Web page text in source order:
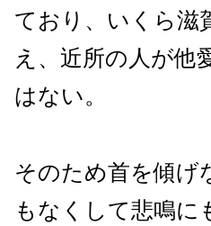
ており、いくら滋
え、近所の人が他
はない。
そのため首を傾げ
もなくして悲鳴に